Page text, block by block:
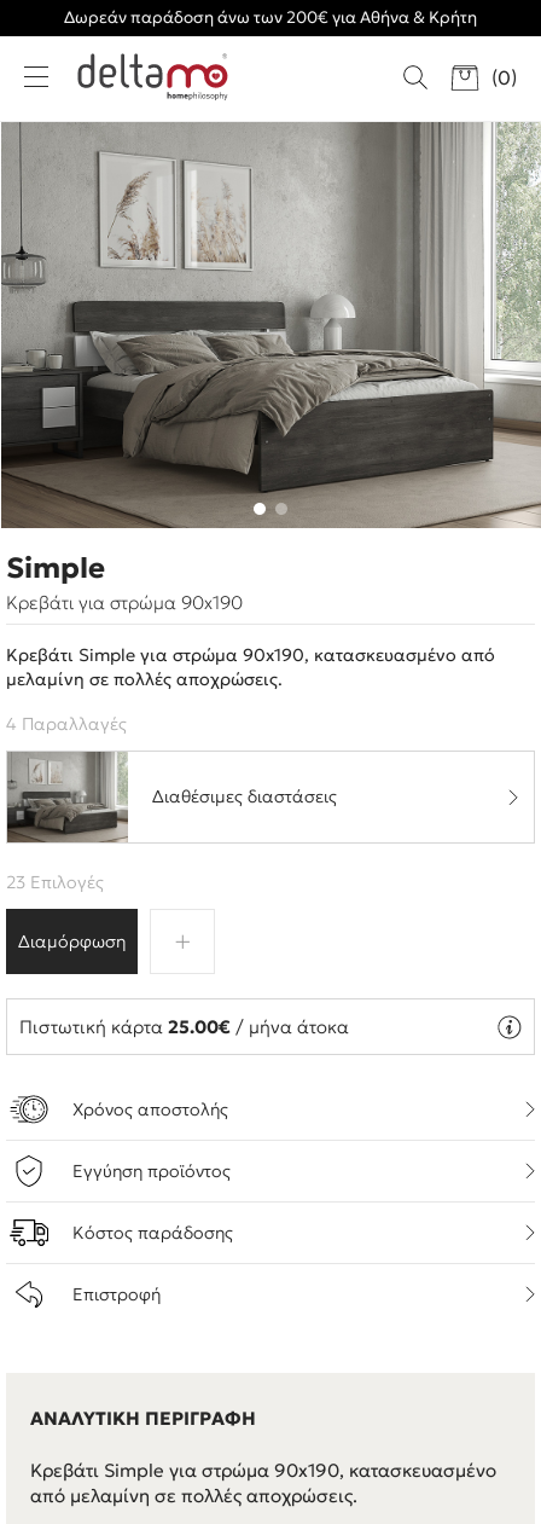
Δωρεάν παράδοση άνω των 200€ για Αθήνα & Κρήτη
(0)
Simple
Κρεβάτι για στρώμα 90x190
Κρεβάτι Simple για στρώμα 90x190, κατασκευασμένο από
μελαμίνη σε πολλές αποχρώσεις.
4 Παραλλαγές
Διαθέσιμες διαστάσεις
Διαμόρφωση
23 Επιλογές
Πιστωτική κάρτα 25.00€ / μήνα άτοκα
Χρόνος αποστολής
Εγγύηση προϊόντος
Κόστος παράδοσης
Επιστροφή
ΑΝΑΛΥΤΙΚΗ ΠΕΡΙΓΡΑΦΗ
Κρεβάτι Simple για στρώμα 90x190, κατασκευασμένο
από μελαμίνη σε πολλές αποχρώσεις.